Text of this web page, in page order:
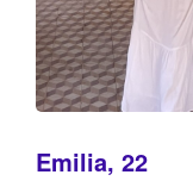
Emilia, 22